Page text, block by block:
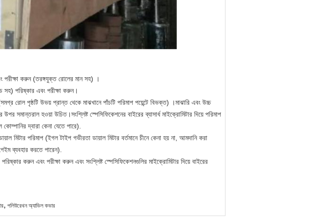
পরীক্ষা করুন (তরঙ্গযুক্ত রোলের মান সহ) ।
পরিষ্কার এবং পরীক্ষা করুন।
রোল পৃষ্ঠটি উভয় প্রান্ত থেকে মাঝখানে পাঁচটি পরিমাপ পয়েন্টে বিভক্ত) ।মাঝারি এবং উচ্চ
হওয়া উচিত।সংশ্লিষ্ট স্পেসিফিকেশনের বাইরের ব্যাসার্ধ মাইক্রোমিটার দিয়ে পরিমাপ
দ্বারা কেনা যেতে পারে).
মিটার পরিমাপ (ইগল টাইপ গভীরতা ডায়াল মিটার বর্তমানে চীনে কেনা হয় না, আমদানি করা
ব্যবহার করতে পারেন).
পরিষ্কার করুন এবং পরীক্ষা করুন এবং সংশ্লিষ্ট স্পেসিফিকেশনগুলির মাইক্রোমিটার দিয়ে বাইরের
, পলিউরেথন অ্যাভিল কভার